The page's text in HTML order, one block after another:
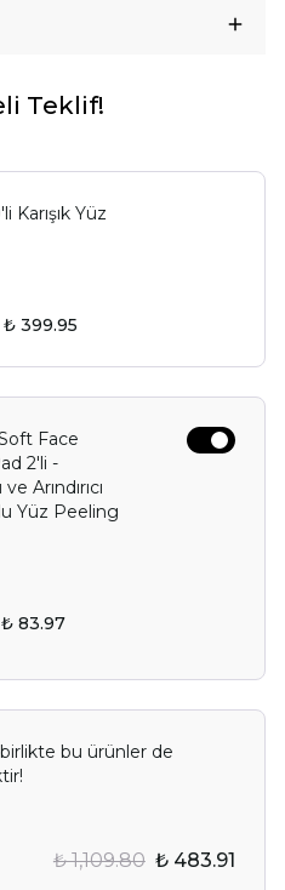
Teklif!
Karışık Yüz
₺ 399.95
Face
2'li -
Arındırıcı
Yüz Peeling
₺ 83.97
bu ürünler de
₺ 1,109.80 ₺ 483.91